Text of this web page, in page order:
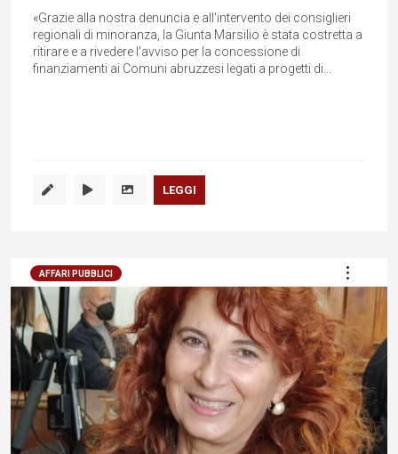
«Grazie alla nostra denuncia e all'intervento dei consiglieri
regionali di minoranza, la Giunta Marsilio è stata costretta a
ritirare e a rivedere l'avviso per la concessione di
finanziamenti ai Comuni abruzzesi legati a progetti di...
LEGGI
AFFARI PUBBLICI